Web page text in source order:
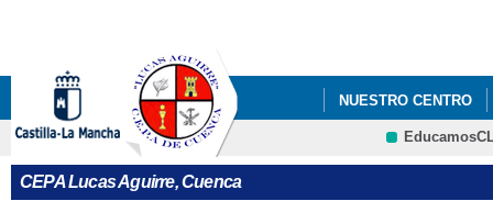
NUESTRO CENTRO
AULA MENTOR
CEPA Lucas Aguirre, Cuenca